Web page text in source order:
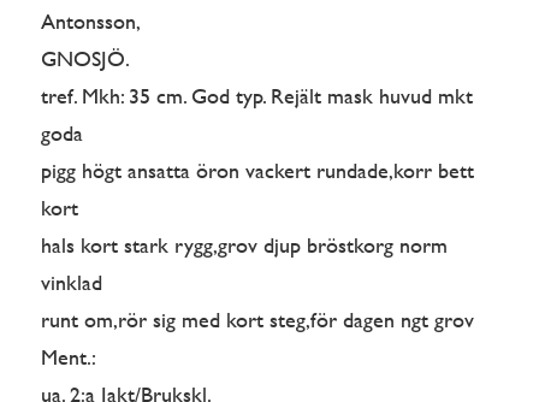
Antonsson,
GNOSJÖ.
tref. Mkh: 35 cm. God typ. Rejält mask huvud mkt
goda
pigg högt ansatta öron vackert rundade,korr bett
kort
hals kort stark rygg,grov djup bröstkorg norm
vinklad
runt om,rör sig med kort steg,för dagen ngt grov
Ment.:
ua. 2:a Jakt/Brukskl.